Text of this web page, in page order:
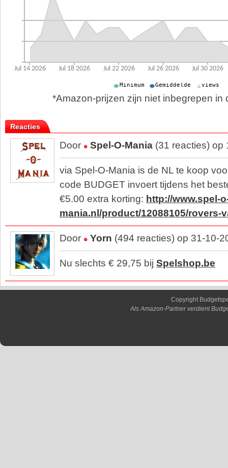
*Amazon-prijzen zijn niet inbegrepen in
Reacties
Door Spel-O-Mania (31 reacties) op
via Spel-O-Mania is de NL te koop
code BUDGET invoert tijdens het
€5.00 extra korting: http://www.spel-
mania.nl/product/12088105/rovers-
Door Yorn (494 reacties) op 31-10-
Nu slechts € 29,75 bij Spelshop.be
Copyright
Als Amazon-Partner verdient